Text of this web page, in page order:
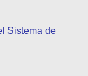
Sistema de